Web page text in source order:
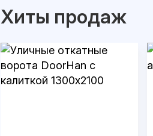
Хиты продаж